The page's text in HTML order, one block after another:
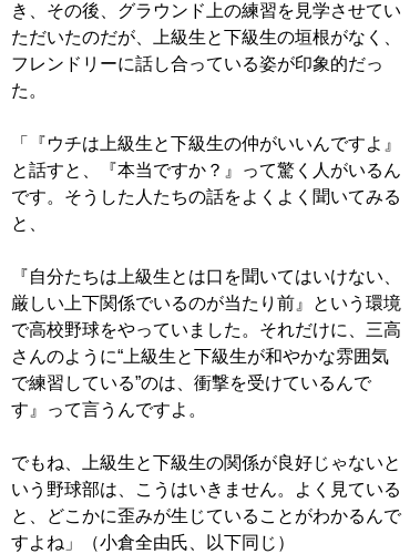
き、その後、グラウンド上の練習を見学させてい
ただいたのだが、上級生と下級生の垣根がなく、
フレンドリーに話し合っている姿が印象的だっ
た。
「『ウチは上級生と下級生の仲がいいんですよ』
と話すと、『本当ですか？』って驚く人がいるん
です。そうした人たちの話をよくよく聞いてみる
と、
『自分たちは上級生とは口を聞いてはいけない、
厳しい上下関係でいるのが当たり前』という環境
で高校野球をやっていました。それだけに、三高
さんのように“上級生と下級生が和やかな雰囲気
で練習している”のは、衝撃を受けているんで
す』って言うんですよ。
でもね、上級生と下級生の関係が良好じゃないと
いう野球部は、こうはいきません。よく見ている
と、どこかに歪みが生じていることがわかるんで
すよね」（小倉全由氏、以下同じ）